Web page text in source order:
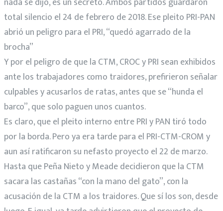
total silencio el 24 de febrero de 2018. Ese pleito PRI-PAN
abrió un peligro para el PRI, “quedó agarrado de la
brocha”
Y por el peligro de que la CTM, CROC y PRI sean exhibidos
ante los trabajadores como traidores, prefirieron señalar
culpables y acusarlos de ratas, antes que se “hunda el
barco”, que solo paguen unos cuantos.
Es claro, que el pleito interno entre PRI y PAN tiró todo
por la borda. Pero ya era tarde para el PRI-CTM-CROM y
aun así ratificaron su nefasto proyecto el 22 de marzo.
Hasta que Peña Nieto y Meade decidieron que la CTM
sacara las castañas “con la mano del gato”, con la
acusación de la CTM a los traidores. Que sí los son, desde